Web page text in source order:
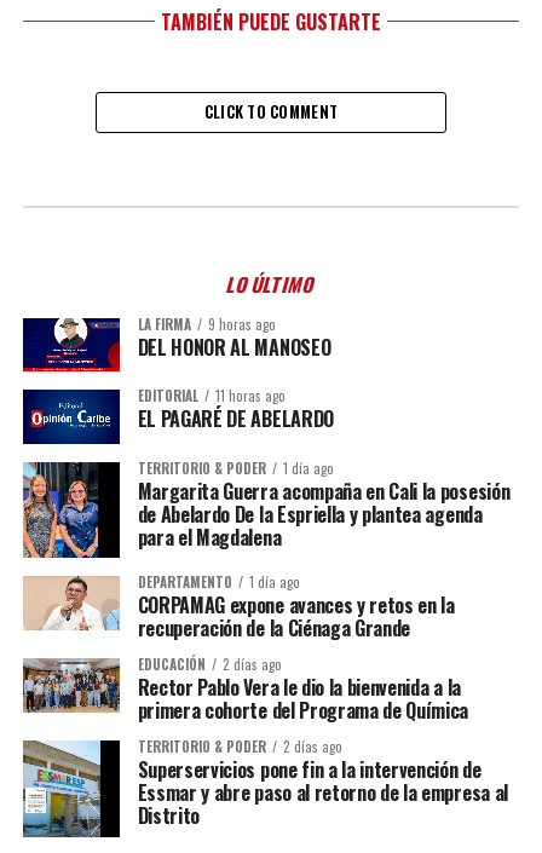
TAMBIÉN PUEDE GUSTARTE
CLICK TO COMMENT
LO ÚLTIMO
LA FIRMA 9 horas ago
DEL HONOR AL MANOSEO
EDITORIAL 11 horas ago
EL PAGARÉ DE ABELARDO
TERRITORIO & PODER 1 día ago
Margarita Guerra acompaña en Cali la posesión
de Abelardo De la Espriella y plantea agenda
para el Magdalena
DEPARTAMENTO 1 día ago
CORPAMAG expone avances y retos en la
recuperación de la Ciénaga Grande
EDUCACIÓN 2 días ago
Rector Pablo Vera le dio la bienvenida a la
primera cohorte del Programa de Química
TERRITORIO & PODER 2 días ago
Superservicios pone fin a la intervención de
Essmar y abre paso al retorno de la empresa al
Distrito